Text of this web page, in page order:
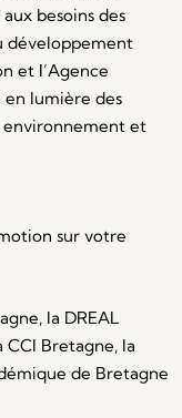
aux besoins des
développement
et l’Agence
en lumière des
environnement et
sur votre
la DREAL
CCI Bretagne, la
de Bretagne